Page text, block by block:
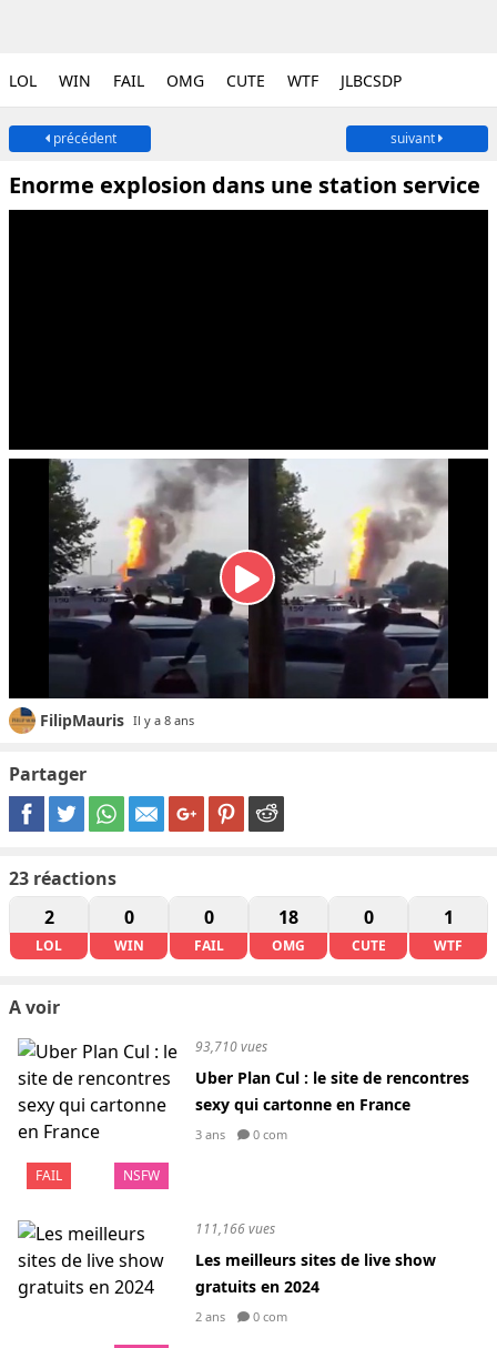
LOL WIN FAIL OMG CUTE WTF JLBCSDP
précédent suivant
Enorme explosion dans une station service
FilipMauris Il y a 8 ans
Partager
23 réactions
2
LOL
0
WIN
0
FAIL
18
OMG
0
CUTE
1
WTF
A voir
FAIL NSFW
93,710 vues
Uber Plan Cul : le site de rencontres
sexy qui cartonne en France
3 ans 0 com
111,166 vues
Les meilleurs sites de live show
gratuits en 2024
2 ans 0 com